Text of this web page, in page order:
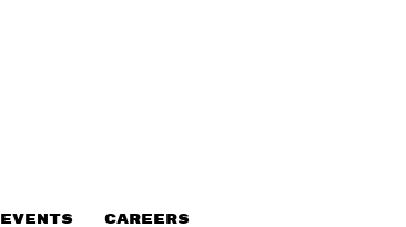
EVENTS CAREERS